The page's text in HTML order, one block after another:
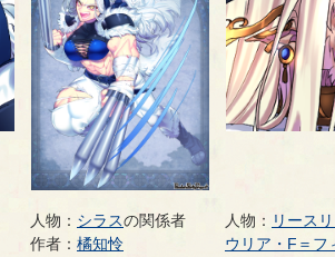
人物： シラスの関係者
作者： 橘知怜
人物： リース
ウリア・F＝フ